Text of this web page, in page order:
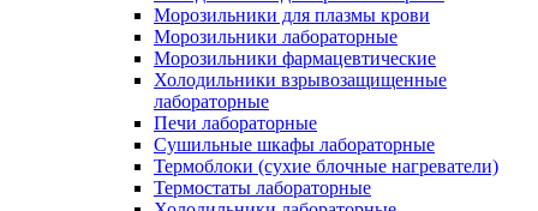
Морозильники для плазмы крови
Морозильники лабораторные
Морозильники фармацевтические
Холодильники взрывозащищенные
лабораторные
Печи лабораторные
Сушильные шкафы лабораторные
Термоблоки (сухие блочные нагреватели)
Термостаты лабораторные